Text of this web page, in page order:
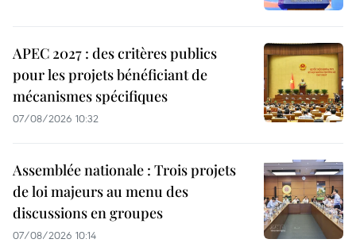
APEC 2027 : des critères publics
pour les projets bénéficiant de
mécanismes spécifiques
07/08/2026 10:32
Assemblée nationale : Trois projets
de loi majeurs au menu des
discussions en groupes
07/08/2026 10:14